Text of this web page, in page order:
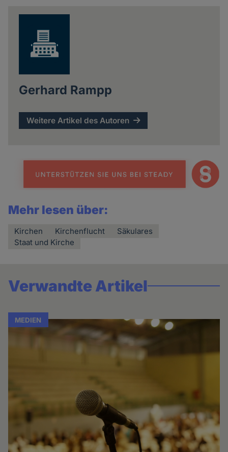
Gerhard Rampp
Weitere Artikel des Autoren
Mehr lesen über:
Kirchen Kirchenflucht
Säkulares
Staat und Kirche
Verwandte Artikel
MEDIEN